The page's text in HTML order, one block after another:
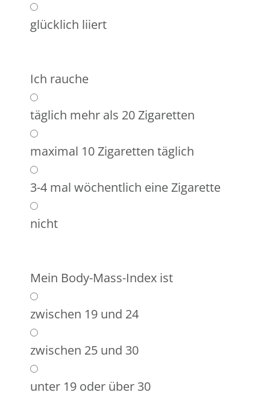
glücklich liiert
Ich rauche
täglich mehr als 20 Zigaretten
maximal 10 Zigaretten täglich
3-4 mal wöchentlich eine Zigarette
nicht
Mein Body-Mass-Index ist
zwischen 19 und 24
zwischen 25 und 30
unter 19 oder über 30